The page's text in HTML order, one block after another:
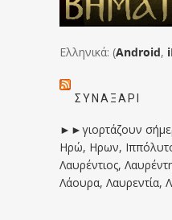
Ελληνικά: (Android,
ΣΥΝΑΞΆΡΙ
►►γιορτάζουν
Ηρώ, Ηρων,
Λαυρέντιος,
Λάουρα, Λαυρεντία,